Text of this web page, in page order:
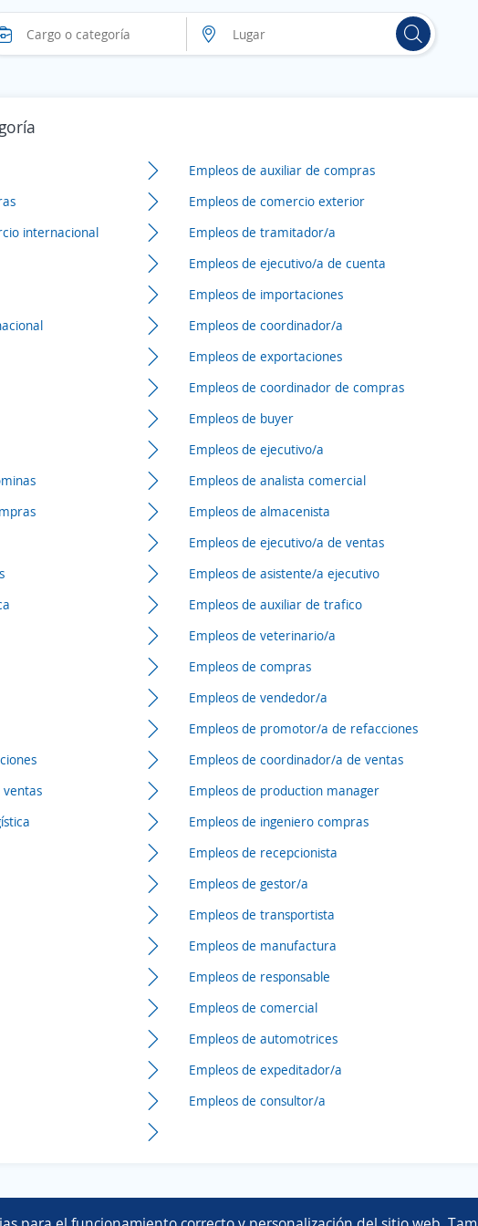
Empleos de auxiliar de compras
Empleos de comercio exterior
internacional
Empleos de tramitador/a
Empleos de ejecutivo/a de cuenta
Empleos de importaciones
Empleos de coordinador/a
Empleos de exportaciones
Empleos de coordinador de compras
Empleos de buyer
Empleos de ejecutivo/a
Empleos de analista comercial
Empleos de almacenista
Empleos de ejecutivo/a de ventas
Empleos de asistente/a ejecutivo
Empleos de auxiliar de trafico
Empleos de veterinario/a
Empleos de compras
Empleos de vendedor/a
Empleos de promotor/a de refacciones
Empleos de coordinador/a de ventas
Empleos de production manager
Empleos de ingeniero compras
Empleos de recepcionista
Empleos de gestor/a
Empleos de transportista
Empleos de manufactura
Empleos de responsable
Empleos de comercial
Empleos de automotrices
Empleos de expeditador/a
Empleos de consultor/a